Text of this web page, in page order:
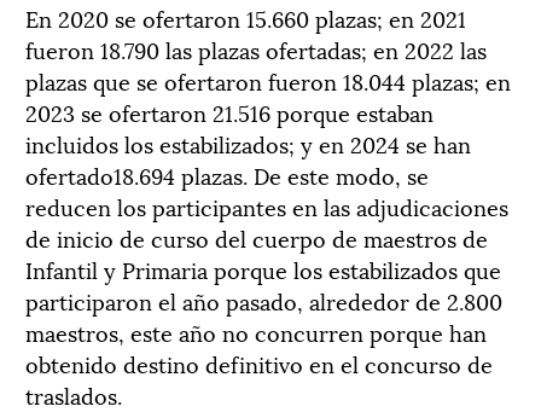
En 2020 se ofertaron 15.660 plazas; en 2021
fueron 18.790 las plazas ofertadas; en 2022 las
plazas que se ofertaron fueron 18.044 plazas; en
2023 se ofertaron 21.516 porque estaban
incluidos los estabilizados; y en 2024 se han
ofertado18.694 plazas. De este modo, se
reducen los participantes en las adjudicaciones
de inicio de curso del cuerpo de maestros de
Infantil y Primaria porque los estabilizados que
participaron el año pasado, alrededor de 2.800
maestros, este año no concurren porque han
obtenido destino definitivo en el concurso de
traslados.